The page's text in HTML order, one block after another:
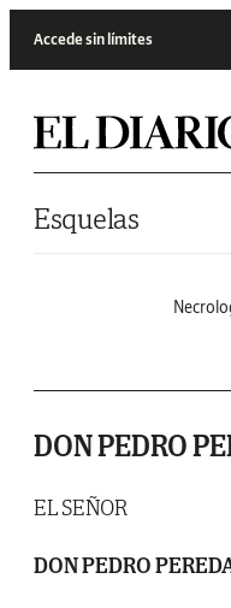
Accede sin límites
Esquelas
DON PEDRO
EL SEÑOR
DON PEDRO